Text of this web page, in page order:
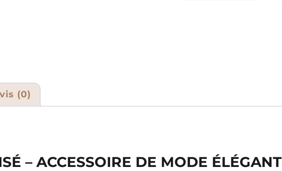
(0)
– ACCESSOIRE DE MODE ÉLÉGANT